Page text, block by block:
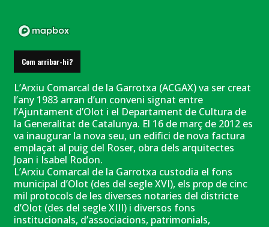
Com arribar-hi?
L’Arxiu Comarcal de la Garrotxa (ACGAX) va ser creat
l’any 1983 arran d’un conveni signat entre
l’Ajuntament d’Olot i el Departament de Cultura de
la Generalitat de Catalunya. El 16 de març de 2012 es
va inaugurar la nova seu, un edifici de nova factura
emplaçat al puig del Roser, obra dels arquitectes
Joan i Isabel Rodon.
L’Arxiu Comarcal de la Garrotxa custodia el fons
municipal d’Olot (des del segle XVI), els prop de cinc
mil protocols de les diverses notaries del districte
d’Olot (des del segle XIII) i diversos fons
institucionals, d’associacions, patrimonials,